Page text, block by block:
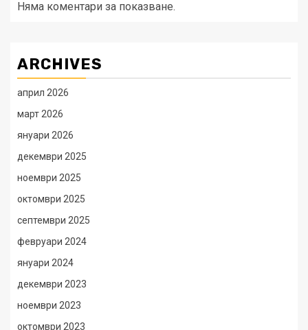
Няма коментари за показване.
ARCHIVES
април 2026
март 2026
януари 2026
декември 2025
ноември 2025
октомври 2025
септември 2025
февруари 2024
януари 2024
декември 2023
ноември 2023
октомври 2023